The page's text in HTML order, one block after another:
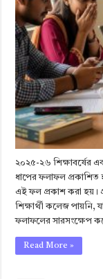
২০২৫-২৬ শিক্ষাবর্ষের
ধাপের ফলাফল প্রকাশিত
এই ফল প্রকাশ করা হয়।
শিক্ষার্থী কলেজ পায়নি,
ফলাফলের সারসংক্ষেপ
Read More »